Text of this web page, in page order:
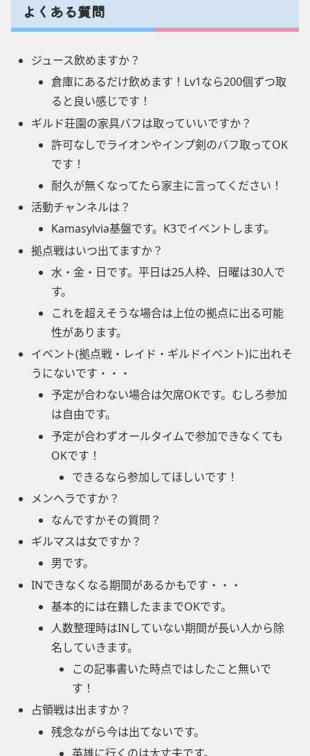
よくある質問
ジュース飲めますか？
倉庫にあるだけ飲めます！Lv1なら200個ずつ取
ると良い感じです！
ギルド荘園の家具バフは取っていいですか？
許可なしでライオンやインプ剣のバフ取ってOK
です！
耐久が無くなってたら家主に言ってください！
活動チャンネルは？
Kamasylvia基盤です。K3でイベントします。
拠点戦はいつ出てますか？
水・金・日です。平日は25人枠、日曜は30人で
す。
これを超えそうな場合は上位の拠点に出る可能
性があります。
イベント(拠点戦・レイド・ギルドイベント)に出れそ
うにないです・・・
予定が合わない場合は欠席OKです。むしろ参加
は自由です。
予定が合わずオールタイムで参加できなくても
OKです！
できるなら参加してほしいです！
メンヘラですか？
なんですかその質問？
ギルマスは女ですか？
男です。
INできなくなる期間があるかもです・・・
基本的には在籍したままでOKです。
人数整理時はINしていない期間が長い人から除
名していきます。
この記事書いた時点ではしたこと無いで
す！
占領戦は出ますか？
残念ながら今は出てないです。